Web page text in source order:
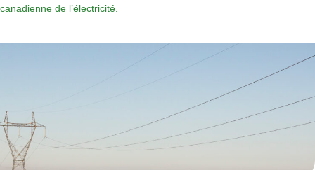
canadienne de l’électricité.